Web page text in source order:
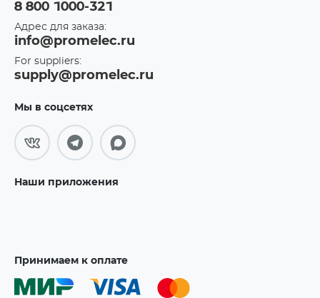
8 800 1000-321
Адрес для заказа:
info@promelec.ru
For suppliers:
supply@promelec.ru
Мы в соцсетях
Наши приложения
Принимаем к оплате